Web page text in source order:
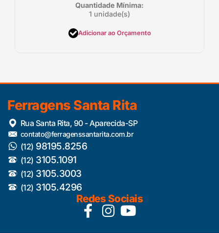
Quantidade Mínima:
1 unidade(s)
Adicionar ao Orçamento
Ferragens Santa Rita
Rua Santa Rita, 90 - Aparecida-SP
contato@ferragenssantarita.com.br
(12) 98195.8256
(12) 3105.1091
(12) 3105.3003
(12) 3105.4296
Redes Sociais